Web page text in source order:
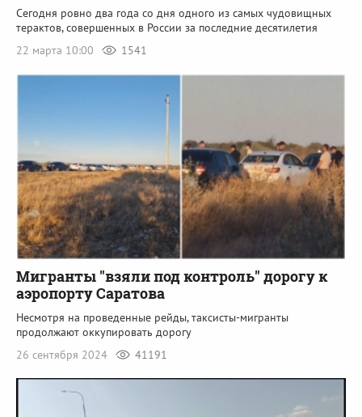
Сегодня ровно два года со дня одного из самых чудовищных
терактов, совершенных в России за последние десятилетия
22 марта 10:00
1541
Мигранты "взяли под контроль" дорогу к
аэропорту Саратова
Несмотря на проведенные рейды, таксисты-мигранты
продолжают оккупировать дорогу
26 сентября 2024
41191